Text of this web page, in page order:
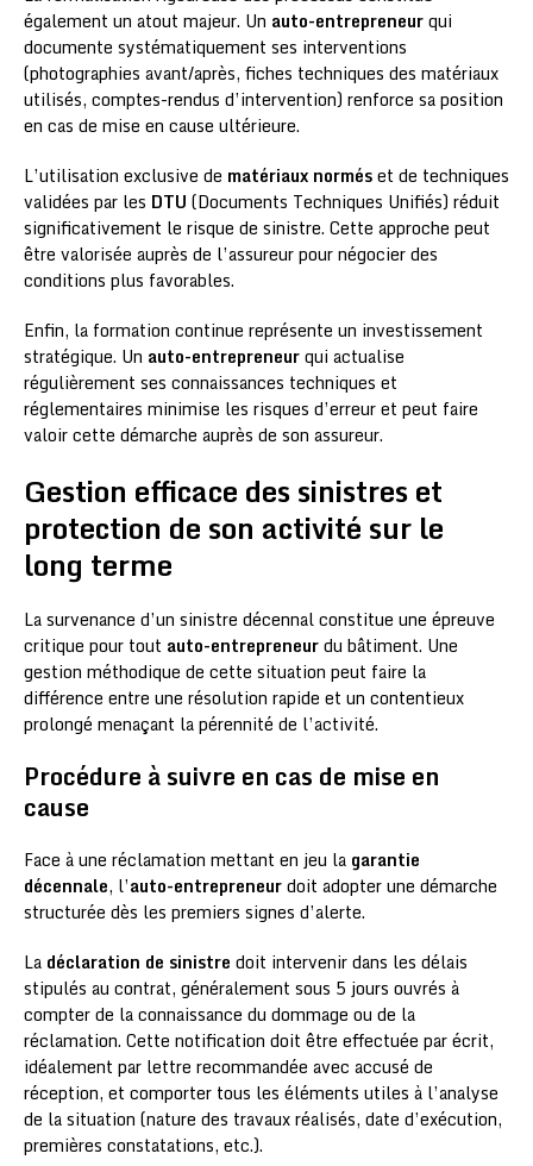
également un atout majeur. Un auto-entrepreneurqui
documente systématiquement ses interventions
(photographies avant/après, fiches techniques des matériaux
utilisés, comptes-rendus d’intervention) renforce sa position
en cas de mise en cause ultérieure.
L’utilisation exclusive de matériaux norméset de techniques
validées par les DTU (Documents Techniques Unifiés) réduit
significativement le risque de sinistre. Cette approche peut
être valorisée auprès de l’assureur pour négocier des
conditions plus favorables.
Enfin, la formation continue représente un investissement
stratégique. Un auto-entrepreneurqui actualise
régulièrement ses connaissances techniques et
réglementaires minimise les risques d’erreur et peut faire
valoir cette démarche auprès de son assureur.
Gestion efficace des sinistres et
protection de son activité sur le
long terme
La survenance d’un sinistre décennal constitue une épreuve
critique pour tout auto-entrepreneurdu bâtiment. Une
gestion méthodique de cette situation peut faire la
différence entre une résolution rapide et un contentieux
prolongé menaçant la pérennité de l’activité.
Procédure à suivre en cas de mise en
cause
Face à une réclamation mettant en jeu la garantie
décennale, l’auto-entrepreneurdoit adopter une démarche
structurée dès les premiers signes d’alerte.
La déclaration de sinistre doit intervenir dans les délais
stipulés au contrat, généralement sous 5 jours ouvrés à
compter de la connaissance du dommage ou de la
réclamation. Cette notification doit être effectuée par écrit,
idéalement par lettre recommandée avec accusé de
réception, et comporter tous les éléments utiles à l’analyse
de la situation (nature des travaux réalisés, date d’exécution,
premières constatations, etc.).